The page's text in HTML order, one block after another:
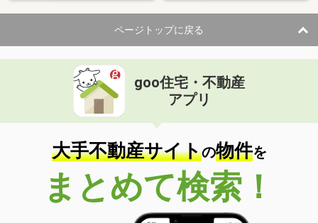
専有面積 28.02m²
間取り
1K
長崎県西彼杵郡長与町高田郷
価 格
住 所
長崎県西彼杵郡長与町高田郷
専有面積 19.87m²
間取り
1K
長崎県西彼杵郡時津町西時津郷
価 格
5.60万円
長崎県西彼杵郡時津町西時津郷
ページトップに戻る
goo住宅・不動産
アプリ
大手不動産サイトの物件を
まとめて検索！